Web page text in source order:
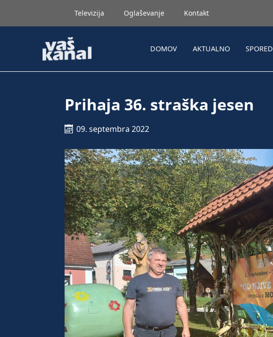
Televizija Oglaševanje Kontakt
DOMOV AKTUALNO SPORED
Prihaja 36. straška jesen
09. septembra 2022